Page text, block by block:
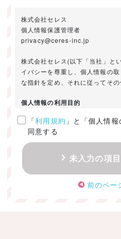
株式会社セレス
個人情報保護管理者
privacy@ceres-inc.jp
株式会社セレス(以下「当社」と
イバシーを尊重し、個人情報の
な指針を定め、それに従ってその
個人情報の利用目的
ご提供いただきました個人情報
たします。
・お問い合わせに対する回答及
・当社のお客様向けサービスの提
・本人確認
・サービスの開発・改善のため
「利用規約 」と「個人情
同意する
未入力の項
前のペー